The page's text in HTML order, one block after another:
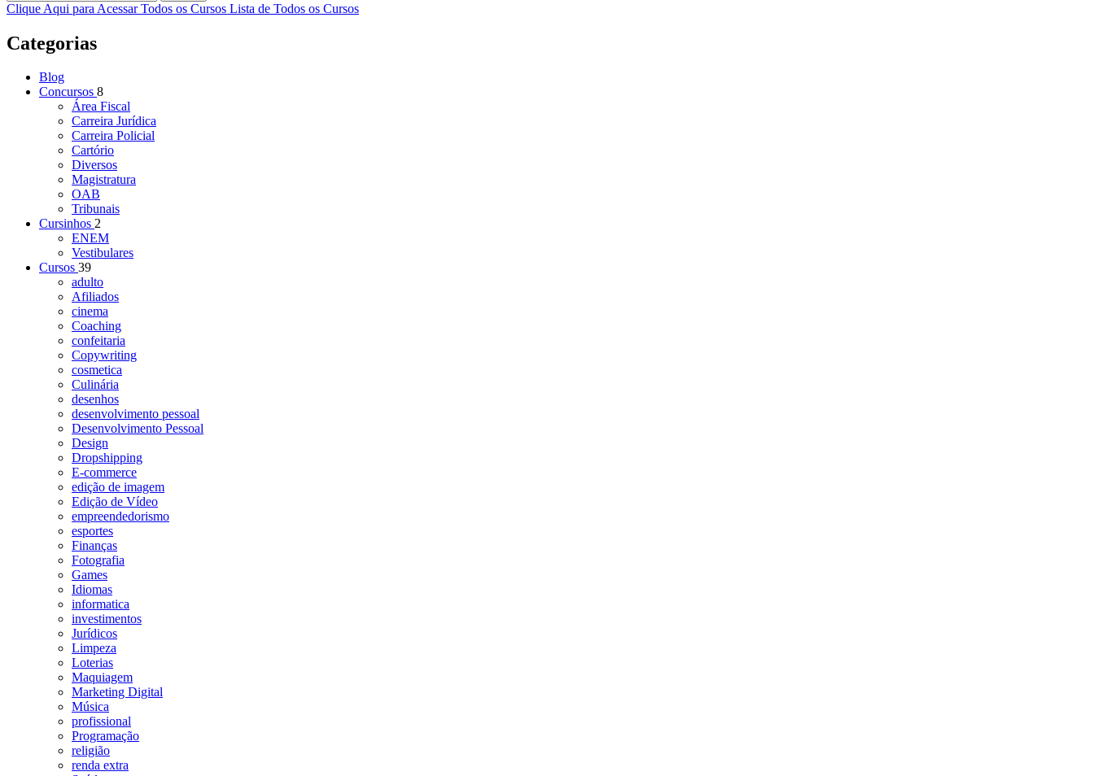
Clique Aqui para Acessar Todos os Cursos Lista de Todos os Cursos
Categorias
Blog
Concursos 8
Área Fiscal
Carreira Jurídica
Carreira Policial
Cartório
Diversos
Magistratura
OAB
Tribunais
Cursinhos 2
ENEM
Vestibulares
Cursos 39
adulto
Afiliados
cinema
Coaching
confeitaria
Copywriting
cosmetica
Culinária
desenhos
desenvolvimento pessoal
Desenvolvimento Pessoal
Design
Dropshipping
E-commerce
edição de imagem
Edição de Vídeo
empreendedorismo
esportes
Finanças
Fotografia
Games
Idiomas
informatica
investimentos
Jurídicos
Limpeza
Loterias
Maquiagem
Marketing Digital
Música
profissional
Programação
religião
renda extra